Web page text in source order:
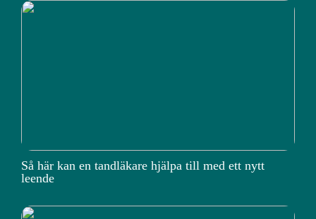
Så här kan en tandläkare hjälpa till med ett nytt
leende